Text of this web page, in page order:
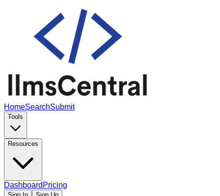
HomeSearchSubmit
Tools
Resources
Dashboard Pricing